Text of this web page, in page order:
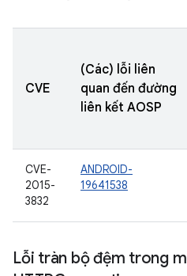
CVE
(Các) lỗi liên
quan đến đường
liên kết AOSP
CVE-
2015-
3832
ANDROID-
19641538
Lỗi tràn bộ đệm trong